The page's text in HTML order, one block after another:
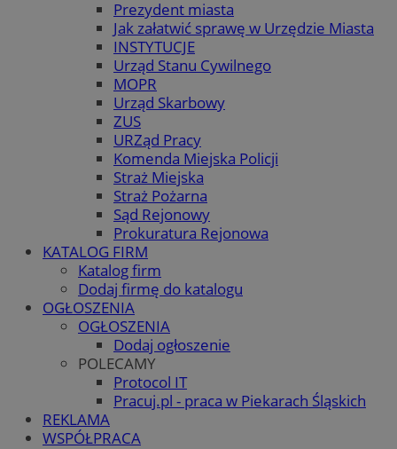
Prezydent miasta
Jak załatwić sprawę w Urzędzie Miasta
INSTYTUCJE
Urząd Stanu Cywilnego
MOPR
Urząd Skarbowy
ZUS
URZąd Pracy
Komenda Miejska Policji
Straż Miejska
Straż Pożarna
Sąd Rejonowy
Prokuratura Rejonowa
KATALOG FIRM
Katalog firm
Dodaj firmę do katalogu
OGŁOSZENIA
OGŁOSZENIA
Dodaj ogłoszenie
POLECAMY
Protocol IT
Pracuj.pl - praca w Piekarach Śląskich
REKLAMA
WSPÓŁPRACA